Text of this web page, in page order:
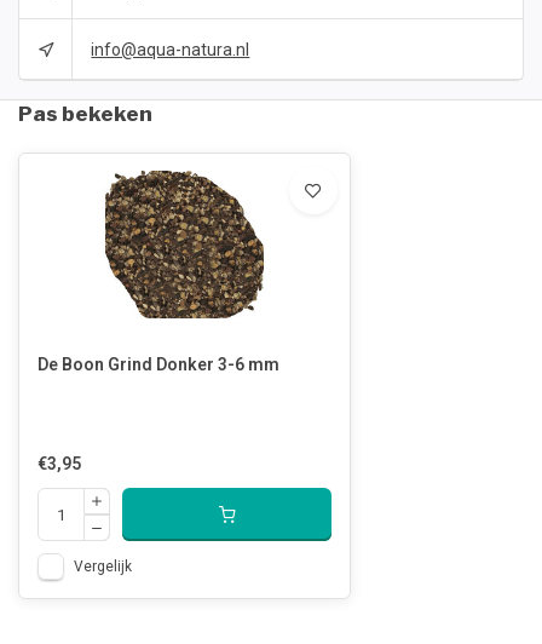
info@aqua-natura.nl
Pas bekeken
De Boon Grind Donker 3-6 mm
€3,95
Vergelijk